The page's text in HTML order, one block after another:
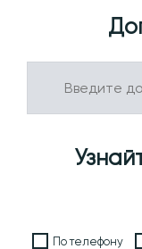
По телефону